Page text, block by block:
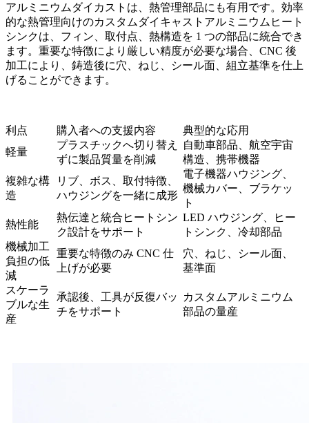
アルミニウムダイカストは、熱管理部品にも有用です。 効率
的な熱管理向けのカスタムダイキャストアルミニウムヒート
シンクは、フィン、取付点、熱構造を 1 つの部品に統合でき
ます。重要な特徴により厳しい精度が必要な場合、 CNC 後
加工により、鋳造後に穴、ねじ、シール面、組立基準を仕上
げることができます。
利点 購入者への支援内容
典型的な応用
軽量
プラスチックへ切り替え
ずに製品質量を削減
自動車部品、航空宇宙
構造、携帯機器
複雑な構
造
リブ、ボス、取付特徴、
ハウジングを一緒に成形
電子機器ハウジング、
機械カバー、ブラケッ
ト
熱性能
熱伝達と統合ヒートシン
ク設計をサポート
LED ハウジング、ヒー
トシンク、冷却部品
機械加工
負担の低
減
重要な特徴のみ CNC 仕
上げが必要
穴、ねじ、シール面、
基準面
スケーラ
ブルな生
産
承認後、工具が反復バッ
チをサポート
カスタムアルミニウム
部品の量産